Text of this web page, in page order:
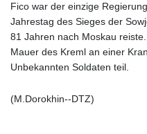
Fico war der einzige
Jahrestag des Sieges der
81 Jahren nach Moskau
Mauer des Kreml an einer
Unbekannten Soldaten teil.
(M.Dorokhin--DTZ)